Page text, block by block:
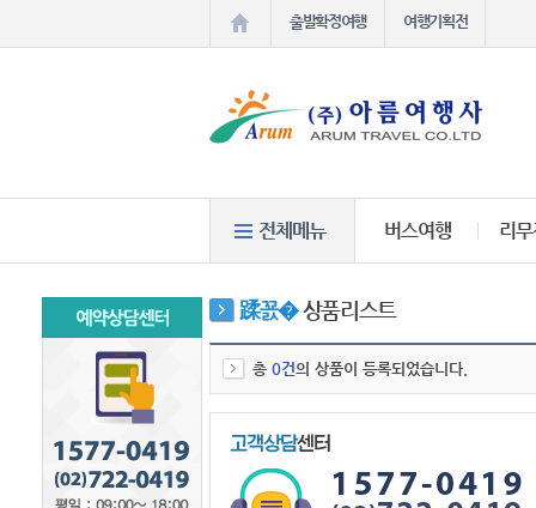
출발확정여행 여행기획전
버스여행 리
蹂꾨�상품리스트
총 0건의 상품이 등록되었습니다.